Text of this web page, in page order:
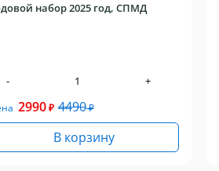
набор 2025 год, СПМД
- +
2990₽ 4490₽
В корзину